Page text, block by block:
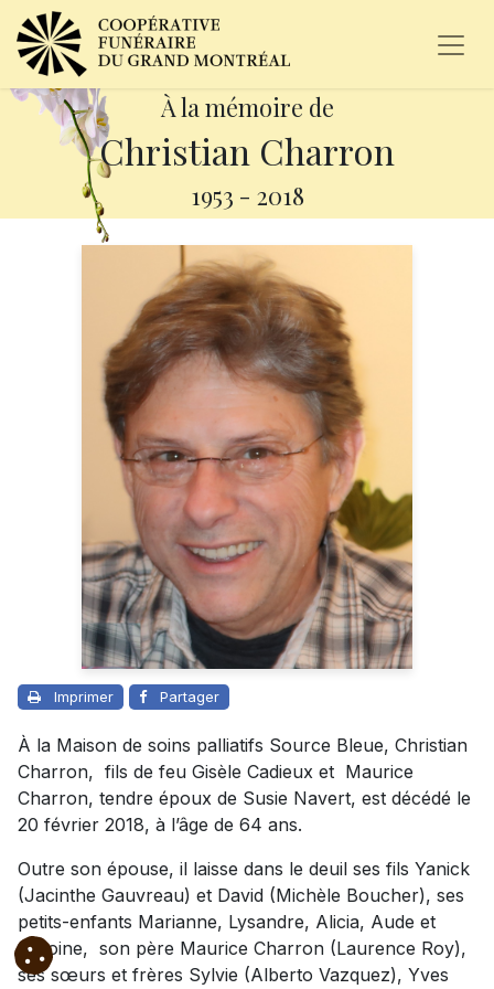
À la mémoire de
Christian Charron
1953 - 2018
Imprimer Partager
À la Maison de soins palliatifs Source Bleue, Christian
Charron, fils de feu Gisèle Cadieux et Maurice
Charron, tendre époux de Susie Navert, est décédé le
20 février 2018, à l’âge de 64 ans.
Outre son épouse, il laisse dans le deuil ses fils Yanick
(Jacinthe Gauvreau) et David (Michèle Boucher), ses
petits-enfants Marianne, Lysandre, Alicia, Aude et
Antoine, son père Maurice Charron (Laurence Roy),
ses sœurs et frères Sylvie (Alberto Vazquez), Yves